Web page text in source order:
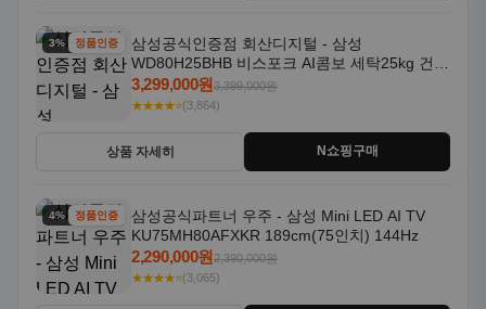
3% 할인정품인증
삼성공식인증점 회산디지털 - 삼성
WD80H25BHB 비스포크 AI콤보 세탁25kg 건조
18kg 26년형 일체형 1등급
3,299,000원3,399,000원
★★★★⭐(3,864)
상품 자세히 N쇼핑구매
4% 할인정품인증
삼성공식파트너 우주 - 삼성 Mini LED AI TV
KU75MH80AFXKR 189cm(75인치) 144Hz
2,290,000원2,390,000원
★★★★⭐(3,065)